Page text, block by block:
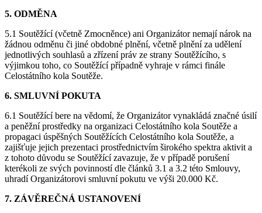
5. ODMĚNA
5.1 Soutěžící (včetně Zmocněnce) ani Organizátor nemají nárok na
žádnou odměnu či jiné obdobné plnění, včetně plnění za udělení
jednotlivých souhlasů a zřízení práv ze strany Soutěžícího, s
výjimkou toho, co Soutěžící případně vyhraje v rámci finále
Celostátního kola Soutěže.
6. SMLUVNÍ POKUTA
6.1 Soutěžící bere na vědomí, že Organizátor vynakládá značné úsilí
a peněžní prostředky na organizaci Celostátního kola Soutěže a
propagaci úspěšných Soutěžících Celostátního kola Soutěže, a
zajišťuje jejich prezentaci prostřednictvím širokého spektra aktivit a
z tohoto důvodu se Soutěžící zavazuje, že v případě porušení
kterékoli ze svých povinností dle článků 3.1 a 3.2 této Smlouvy,
uhradí Organizátorovi smluvní pokutu ve výši 20.000 Kč.
7. ZÁVĚREČNÁ USTANOVENÍ